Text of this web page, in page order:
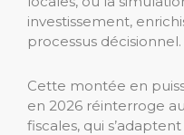
investissement,
processus décisionnel.
Cette montée en
en 2026 réinterroge
fiscales, qui